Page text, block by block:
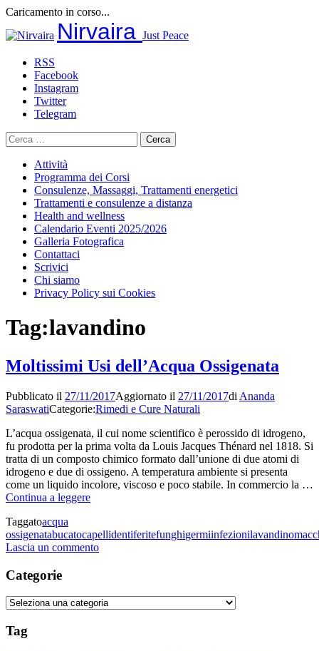
Caricamento in corso...
al
Nirvaira Just Peace
RSS
Facebook
Instagram
Twitter
Telegram
Ricerca
per:
Attività
Programma dei Corsi
Consulenze, Massaggi, Trattamenti energetici
Trattamenti e consulenze a distanza
Health and wellness
Calendario Eventi 2025/2026
Galleria Fotografica
Contattaci
Scrivici
Chi siamo
Privacy Policy sui Cookies
Tag:lavandino
Moltissimi Usi dell’Acqua Ossigenata
Pubblicato il 27/11/2017Aggiornato il 27/11/2017di Ananda
SaraswatiCategorie:Rimedi e Cure Naturali
L’acqua ossigenata, il cui nome scientifico è perossido di idrogeno,
fu prodotta per la prima volta da Louis Jacques Thénard nel 1818. Si
tratta di un composto chimico formato dall’unione di due atomi di
idrogeno e due di ossigeno. A temperatura ambiente si presenta
come un liquido incolore, viscoso e poco stabile. In commercio la …
Continua a leggereMoltissimi
Ossigenata
Taggatoacqua
ossigenatabucatocapellidentiferitefunghigermiinfezionilavandino
Lascia un commentosu
Ossigenata
Categorie
Categorie
Tag